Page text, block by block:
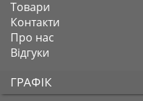
Товари
Контакти
Про нас
Відгуки
ГРАФІК